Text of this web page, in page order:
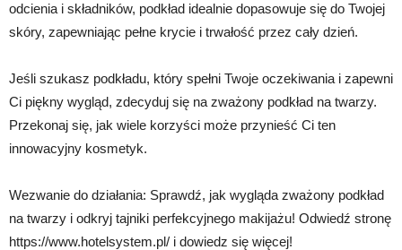
odcienia i składników, podkład idealnie dopasowuje się do Twojej
skóry, zapewniając pełne krycie i trwałość przez cały dzień.
Jeśli szukasz podkładu, który spełni Twoje oczekiwania i zapewni
Ci piękny wygląd, zdecyduj się na zważony podkład na twarzy.
Przekonaj się, jak wiele korzyści może przynieść Ci ten
innowacyjny kosmetyk.
Wezwanie do działania: Sprawdź, jak wygląda zważony podkład
na twarzy i odkryj tajniki perfekcyjnego makijażu! Odwiedź stronę
https://www.hotelsystem.pl/ i dowiedz się więcej!